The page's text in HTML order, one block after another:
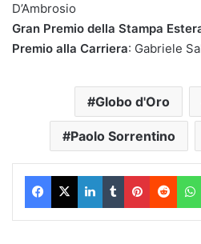
D’Ambrosio
Gran Premio della Stampa
Premio alla Carriera: Gabriele
Globo d'Oro
Paolo Sorrentino
Facebook
X LinkedIn
TumblrPinterest